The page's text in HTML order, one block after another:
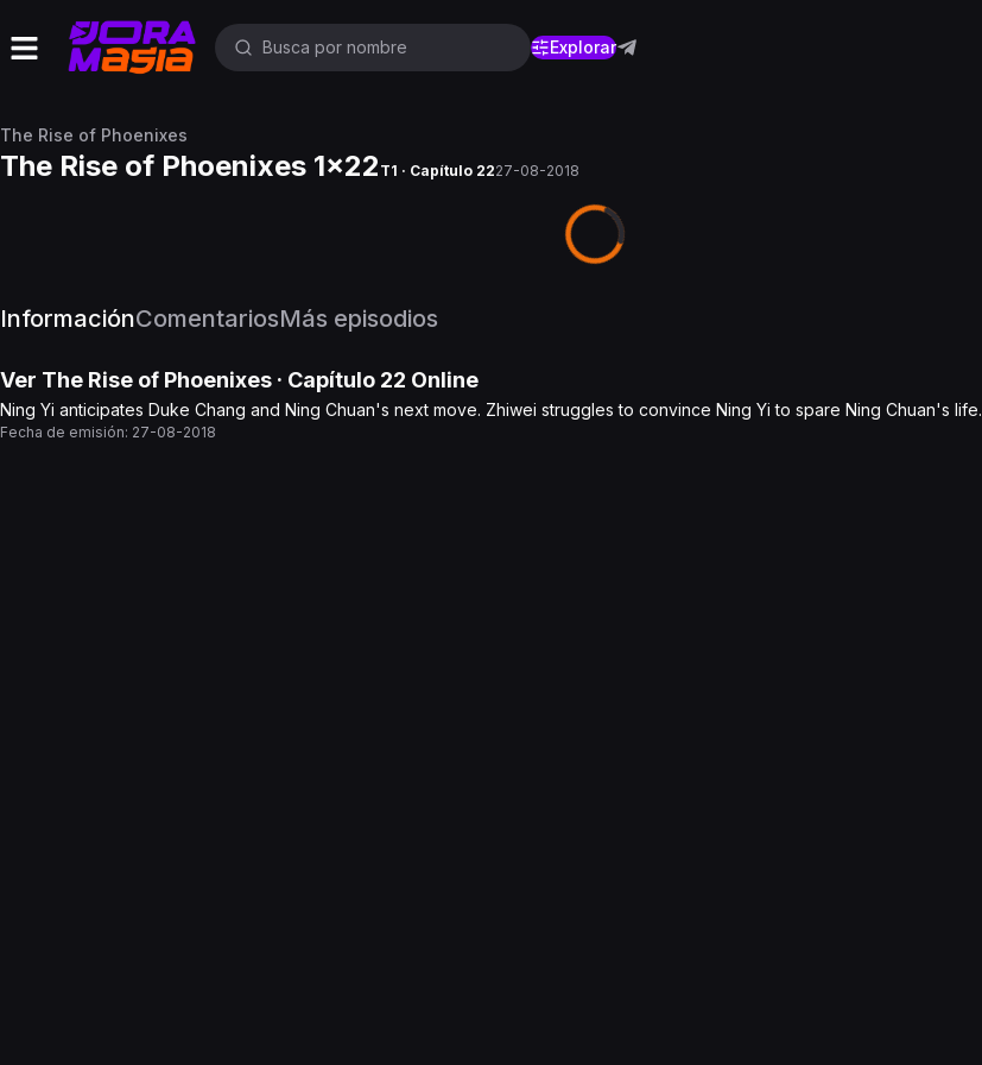
Explorar
The Rise of Phoenixes
The Rise of Phoenixes 1x22 T1 · Capítulo 2227-08-2018
InformaciónComentariosMás episodios
Ver The Rise of Phoenixes · Capítulo 22 Online
Ning Yi anticipates Duke Chang and Ning Chuan's next move. Zhiwei struggles to convince Ning Yi to spare Ning Chuan's life.
Fecha de emisión: 27-08-2018